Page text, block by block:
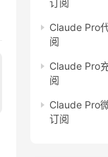
订阅
Claude Pro
阅
Claude Pro
阅
Claude Pro
订阅